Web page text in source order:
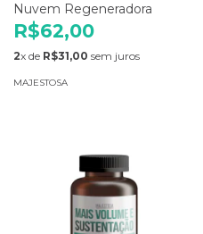
Nuvem Regeneradora
R$62,00
2x de R$31,00 sem juros
MAJESTOSA